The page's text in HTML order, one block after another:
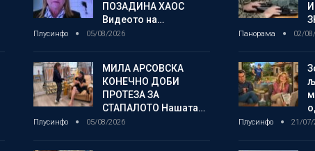
ПОЗАДИНА ХАОС
Видеото на…
Плусинфо 05/08/2026
МИЛА АРСОВСКА
КОНЕЧНО ДОБИ
ПРОТЕЗА ЗА
СТАПАЛОТО Нашата…
Плусинфо 05/08/2026
Панорама 02/
Плусинфо 21/07/